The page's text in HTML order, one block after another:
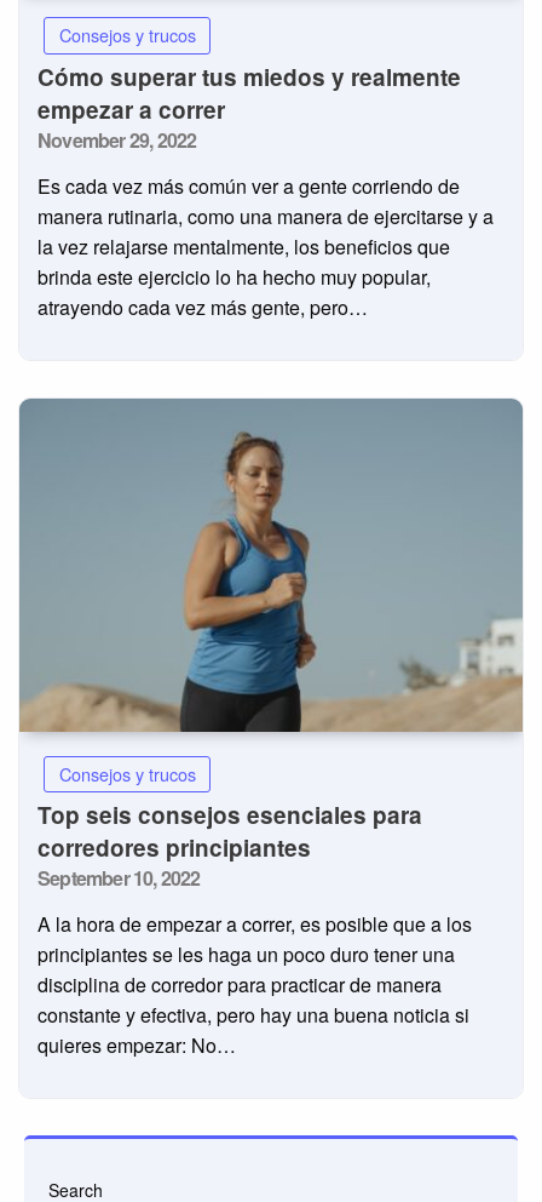
Consejos y trucos
Cómo superar tus miedos y realmente
empezar a correr
Posted
November 29, 2022
Es cada vez más común ver a gente corriendo de
manera rutinaria, como una manera de ejercitarse y a
la vez relajarse mentalmente, los beneficios que
brinda este ejercicio lo ha hecho muy popular,
atrayendo cada vez más gente, pero…
Consejos y trucos
Top seis consejos esenciales para
corredores principiantes
Posted
September 10, 2022
A la hora de empezar a correr, es posible que a los
principiantes se les haga un poco duro tener una
disciplina de corredor para practicar de manera
constante y efectiva, pero hay una buena noticia si
quieres empezar: No…
Search